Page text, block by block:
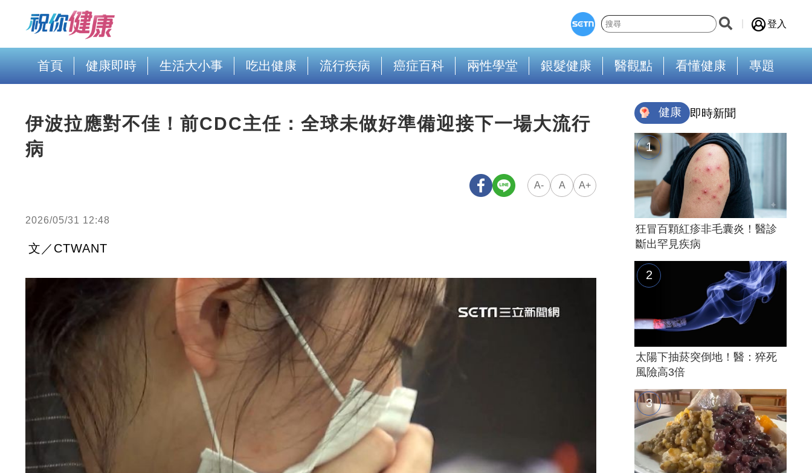
登入
首頁 健康即時 生活大小事 吃出健康 流行疾病 癌症百科 兩性學堂 銀髮健康 醫觀點 看懂健康 專題
伊波拉應對不佳！前CDC主任：全球未做好準備迎接下一場大流行
病
A- A A+
2026/05/31 12:48
文／CTWANT
健康 即時新聞
狂冒百顆紅疹非毛囊炎！醫診
斷出罕見疾病
太陽下抽菸突倒地！醫：猝死
風險高3倍